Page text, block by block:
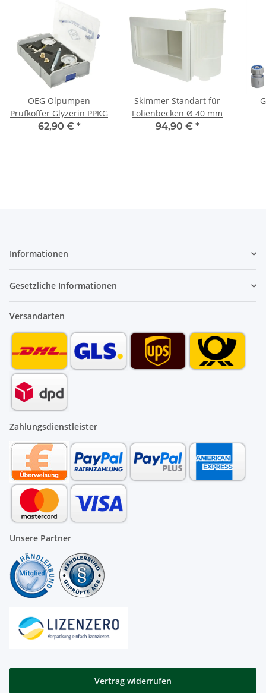
OEG Ölpumpen
Prüfkoffer Glyzerin PPKG
62,90 € *
Skimmer Standart für
Folienbecken Ø 40 mm
94,90 € *
Informationen
Gesetzliche Informationen
Versandarten
Zahlungsdienstleister
Unsere Partner
Vertrag widerrufen